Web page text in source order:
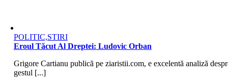
POLITIC,STIRI
Eroul Tăcut Al Dreptei: Ludovic Orban
Grigore Cartianu publică pe ziaristii.com, e excelentă analiză
gestul [...]